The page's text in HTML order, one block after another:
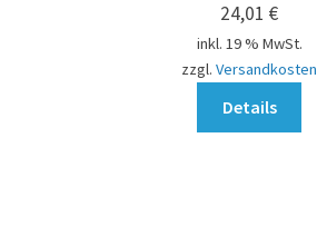
24,01 €
inkl. 19 % MwSt.
zzgl. Versandkosten
Details